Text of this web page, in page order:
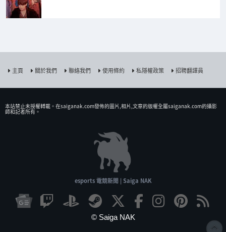
主頁 關於我們 聯絡我們 使用條約 私隱權政策 招聘翻譯員
本站禁止未授權𨍭載。在saiganak.com發佈的圖片,相片,文章的版權全屬saiganak.com的攝影
師和記者所有。
esports 電競新聞 | Saiga NAK
© Saiga NAK